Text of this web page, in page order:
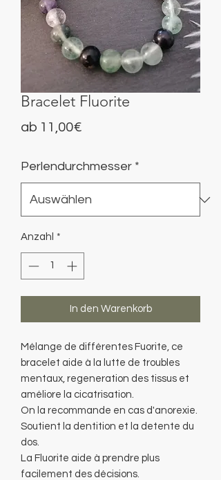
Bracelet Fluorite
ab 11,00€Sale-
Perlendurchmesser *
Anzahl *
In den Warenkorb
Mélange de différentes Fuorite, ce
bracelet aide à la lutte de troubles
mentaux, regeneration des tissus et
améliore la cicatrisation.
On la recommande en cas d'anorexie.
Soutient la dentition et la detente du
dos.
La Fluorite aide à prendre plus
facilement des décisions.